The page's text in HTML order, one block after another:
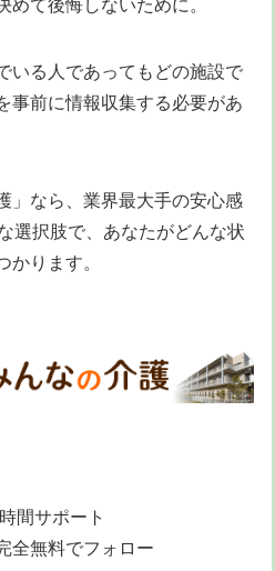
て後悔しないために。
いる人であってもどの施設で
事前に情報収集する必要があ
」なら、業界最大手の安心感
選択肢で、あなたがどんな状
ります。
間サポート
全無料でフォロー